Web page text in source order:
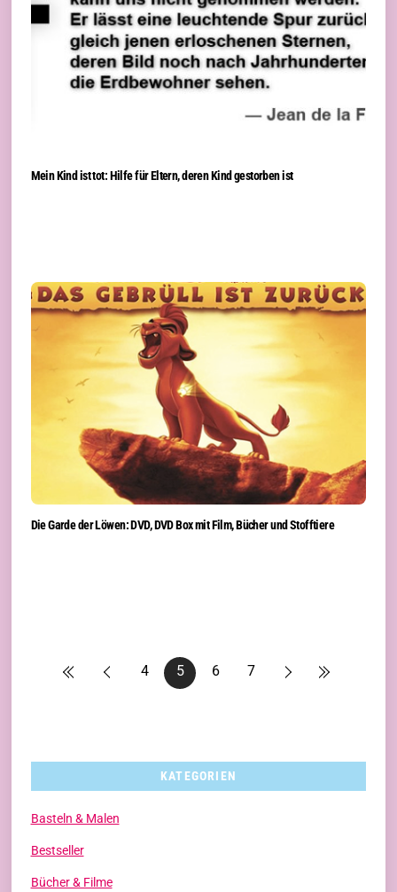
Mein Kind ist tot: Hilfe für Eltern, deren Kind gestorben ist
Die Garde der Löwen: DVD, DVD Box mit Film, Bücher und Stofftiere
4 5 6 7
KATEGORIEN
Basteln & Malen
Bestseller
Bücher & Filme